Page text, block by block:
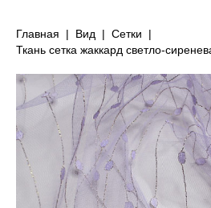
Главная Вид
Сетки
Ткань сетка жаккард светло-